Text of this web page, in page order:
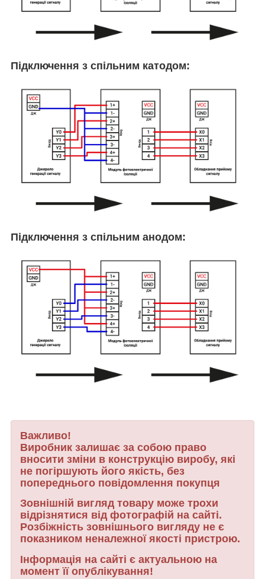
Підключення з спільним катодом:
Підключення з спільним анодом:
Важливо!
Виробник залишає за собою право
вносити зміни в конструкцію виробу, які
не погіршують його якість, без
попереднього повідомлення покупця
Зовнішній вигляд товару може трохи
відрізнятися від фотографій на сайті.
Розбіжність зовнішнього вигляду не є
показником неналежної якості пристрою.
Інформація на сайті є актуальною на
момент її опублікування!